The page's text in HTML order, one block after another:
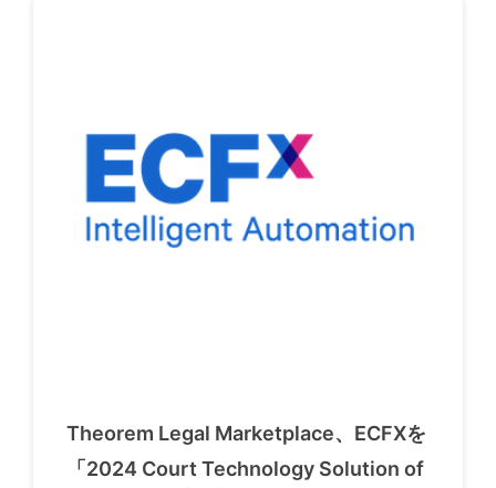
Theorem Legal Marketplace、ECFXを
「2024 Court Technology Solution of